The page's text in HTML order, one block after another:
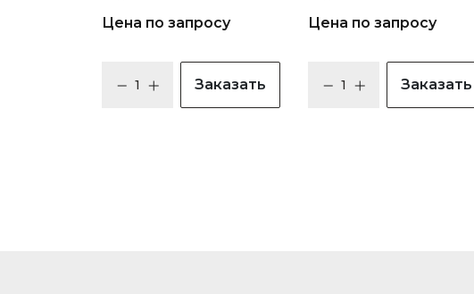
Цена по запросу
Заказать
Цена по запросу
Заказать